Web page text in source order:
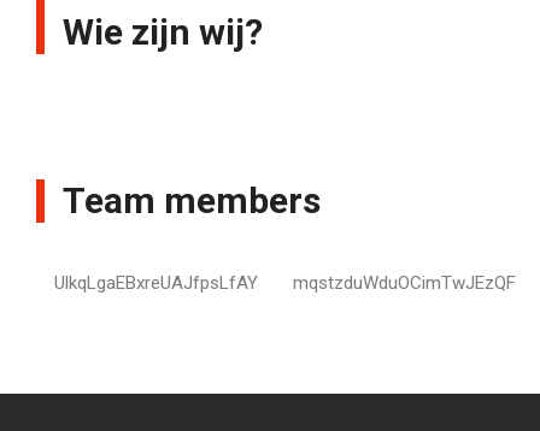
Wie zijn wij?
Team members
UlkqLgaEBxreUAJfpsLfAY mqstzduWduOCimTwJEzQF